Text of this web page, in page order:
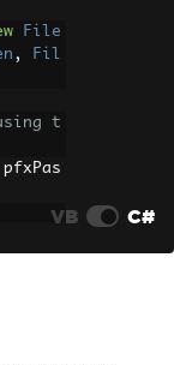
File
,
Fil
t
pfxPas
VB C#